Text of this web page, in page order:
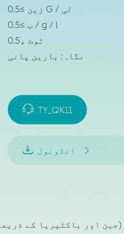
زین ≥0.5 G / لی
ب ≥0.5 / g / l
ٹوٹ ،0.5
نگاہ: بارین پانی
 TY_QK11
 انڈونول 